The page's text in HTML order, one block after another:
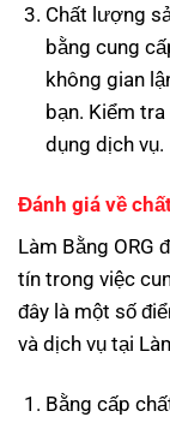
Chất lượng
bằng cung
không gian
bạn. Kiểm
dụng dịch vụ.
Đánh giá về
Làm Bằng ORG
tín trong việc
đây là một số
và dịch vụ tại
Bằng cấp